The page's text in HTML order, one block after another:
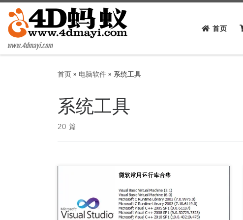
Skip to content
www.4dmayi.com
首页
首页» 电脑软件» 系统工具
系统工具
20 篇
2021.04.04最新更新，附蓝奏云高速下载链接，